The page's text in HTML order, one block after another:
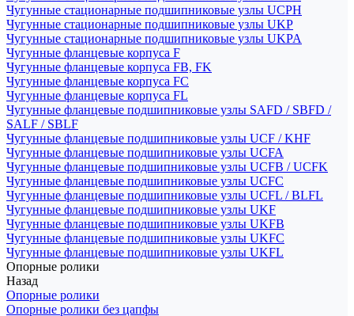
Чугунные стационарные подшипниковые узлы UCPH
Чугунные стационарные подшипниковые узлы UKP
Чугунные стационарные подшипниковые узлы UKPA
Чугунные фланцевые корпуса F
Чугунные фланцевые корпуса FB, FK
Чугунные фланцевые корпуса FC
Чугунные фланцевые корпуса FL
Чугунные фланцевые подшипниковые узлы SAFD / SBFD /
SALF / SBLF
Чугунные фланцевые подшипниковые узлы UCF / KHF
Чугунные фланцевые подшипниковые узлы UCFA
Чугунные фланцевые подшипниковые узлы UCFB / UCFK
Чугунные фланцевые подшипниковые узлы UCFC
Чугунные фланцевые подшипниковые узлы UCFL / BLFL
Чугунные фланцевые подшипниковые узлы UKF
Чугунные фланцевые подшипниковые узлы UKFB
Чугунные фланцевые подшипниковые узлы UKFC
Чугунные фланцевые подшипниковые узлы UKFL
Опорные ролики
Назад
Опорные ролики
Опорные ролики без цапфы